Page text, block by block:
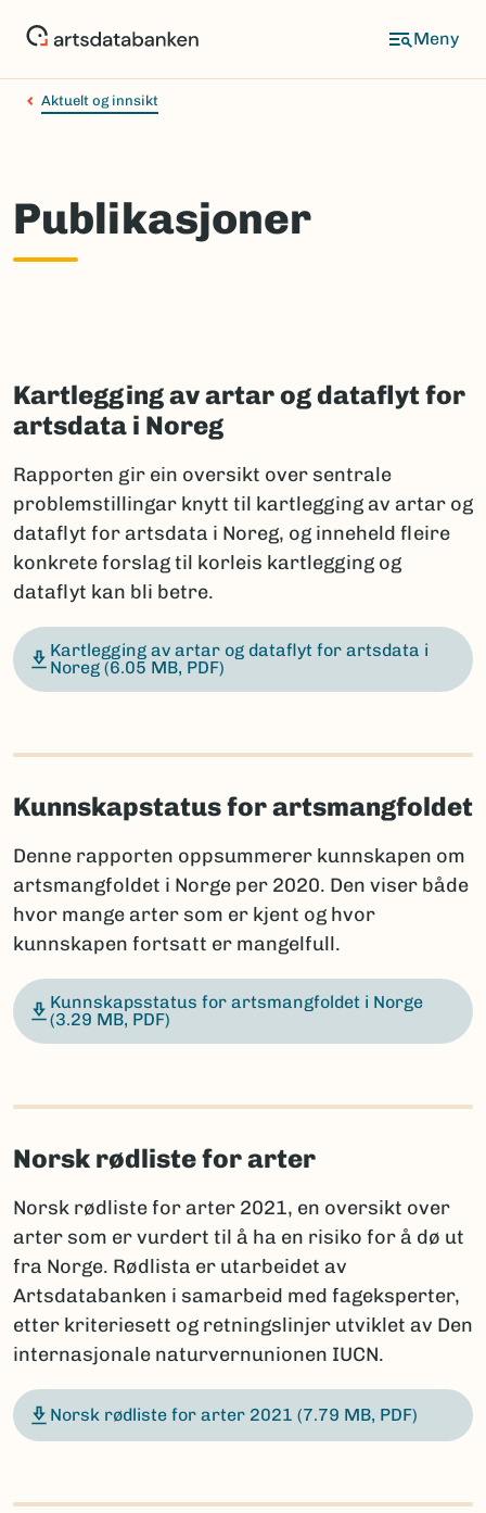
Aktuelt og innsikt
Publikasjoner
Kartlegging av artar og dataflyt for
artsdata i Noreg
Rapporten gir ein oversikt over sentrale
problemstillingar knytt til kartlegging av artar og
dataflyt for artsdata i Noreg, og inneheld fleire
konkrete forslag til korleis kartlegging og
dataflyt kan bli betre.
Kartlegging av artar og dataflyt for artsdata i
Noreg (6.05 MB, PDF)
Kunnskapstatus for artsmangfoldet
Denne rapporten oppsummerer kunnskapen om
artsmangfoldet i Norge per 2020. Den viser både
hvor mange arter som er kjent og hvor
kunnskapen fortsatt er mangelfull.
Kunnskapsstatus for artsmangfoldet i Norge
(3.29 MB, PDF)
Norsk rødliste for arter
Norsk rødliste for arter 2021, en oversikt over
arter som er vurdert til å ha en risiko for å dø ut
fra Norge. Rødlista er utarbeidet av
Artsdatabanken i samarbeid med fageksperter,
etter kriteriesett og retningslinjer utviklet av Den
internasjonale naturvernunionen IUCN.
Norsk rødliste for arter 2021 (7.79 MB, PDF)